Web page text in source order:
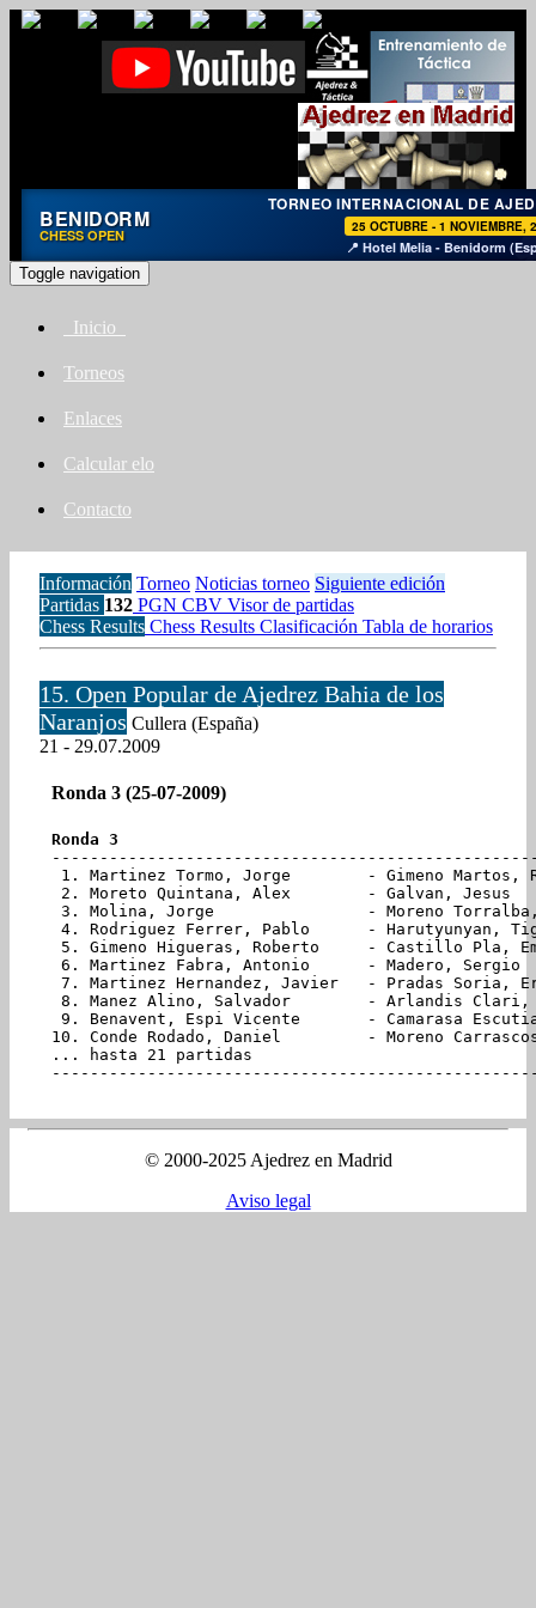
BENIDORM
CHESS OPEN
TORNEO INTERNACIONAL DE
25 OCTUBRE - 1 NOVIEMBRE,
📍 Hotel Melia - Benidorm
Toggle navigation
Inicio
Torneos
Enlaces
Calcular elo
Contacto
Información Torneo Noticias torneo Siguiente edición
Partidas 132 PGN CBV Visor de partidas
Chess Results Chess Results Clasificación Tabla de horarios
15. Open Popular de Ajedrez Bahia de los
Naranjos Cullera (España)
21 - 29.07.2009
Ronda 3 (25-07-2009)
Ronda 3
1. Martinez Tormo, Jorge        - Gimeno
2. Moreto Quintana, Alex        - Galvan,
3. Molina, Jorge                - Moreno
4. Rodriguez Ferrer, Pablo      - Harutyunyan,
5. Gimeno Higueras, Roberto     - Castillo
6. Martinez Fabra, Antonio      - Madero,
7. Martinez Hernandez, Javier   - Pradas
8. Manez Alino, Salvador        - Arlandis
9. Benavent, Espi Vicente       - Camarasa
10. Conde Rodado, Daniel         - Moreno
... hasta 21 partidas
© 2000-2025 Ajedrez en Madrid
Aviso legal